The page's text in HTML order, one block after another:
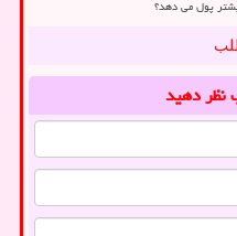
پول می دهد؟
نظر دهید